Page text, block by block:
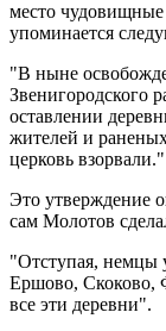
место чудовищные
упоминается
"В ныне
Звенигородского
оставлении
жителей и
церковь взорвали."
Это утверждение
сам Молотов
"Отступая, немцы
Ершово, Скоково,
все эти деревни".